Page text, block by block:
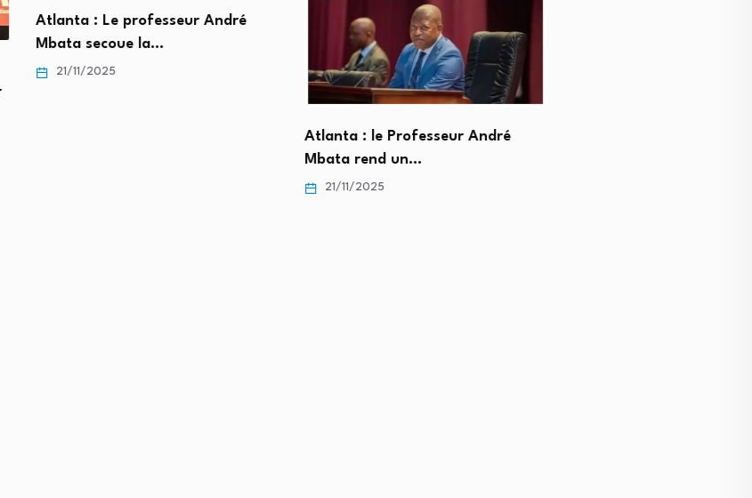
Atlanta : Le professeur André
Mbata secoue la…
21/11/2025
Atlanta : le Professeur André
Mbata rend un…
21/11/2025